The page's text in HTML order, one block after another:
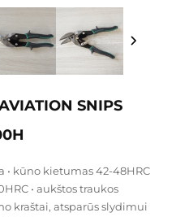
SNIPS
• kūno kietumas 42-48HRC
• aukštos traukos
kraštai, atsparūs slydimui